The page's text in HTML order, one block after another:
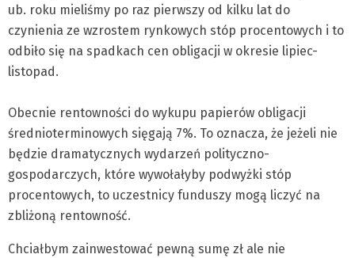
ub. roku mieliśmy po raz pierwszy od kilku lat do
czynienia ze wzrostem rynkowych stóp procentowych i to
odbiło się na spadkach cen obligacji w okresie lipiec-
listopad.
Obecnie rentowności do wykupu papierów obligacji
średnioterminowych sięgają 7%. To oznacza, że jeżeli nie
będzie dramatycznych wydarzeń polityczno-
gospodarczych, które wywołałyby podwyżki stóp
procentowych, to uczestnicy funduszy mogą liczyć na
zbliżoną rentowność.
Chciałbym zainwestować pewną sumę zł ale nie